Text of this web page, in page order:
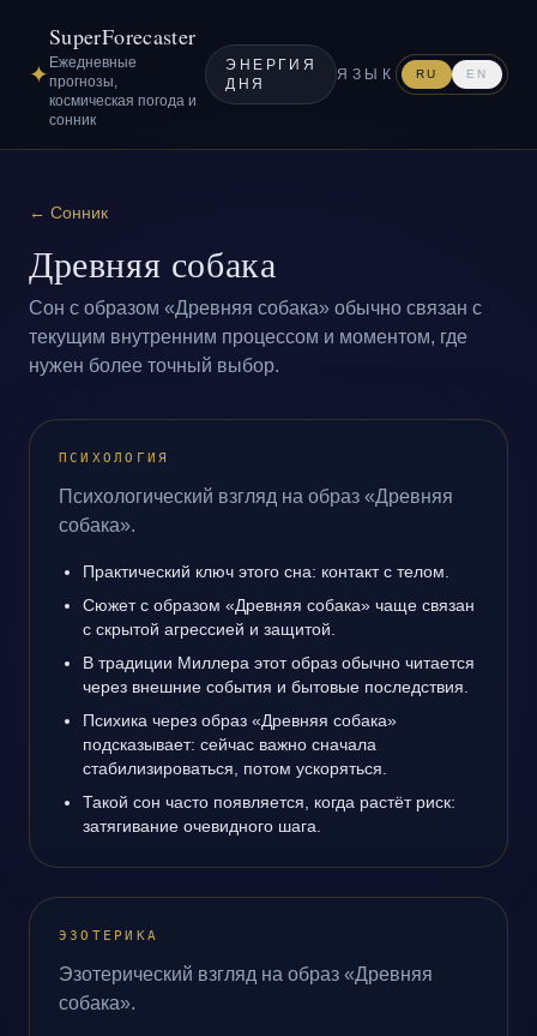
✦
SuperForecaster
Ежедневные
прогнозы,
космическая погода и
сонник
ЭНЕРГИЯ
ДНЯ
ЯЗЫК RU EN
← Сонник
Древняя собака
Сон с образом «Древняя собака» обычно связан с
текущим внутренним процессом и моментом, где
нужен более точный выбор.
ПСИХОЛОГИЯ
Психологический взгляд на образ «Древняя
собака».
Практический ключ этого сна: контакт с телом.
Сюжет с образом «Древняя собака» чаще связан
с скрытой агрессией и защитой.
В традиции Миллера этот образ обычно читается
через внешние события и бытовые последствия.
Психика через образ «Древняя собака»
подсказывает: сейчас важно сначала
стабилизироваться, потом ускоряться.
Такой сон часто появляется, когда растёт риск:
затягивание очевидного шага.
ЭЗОТЕРИКА
Эзотерический взгляд на образ «Древняя
собака».